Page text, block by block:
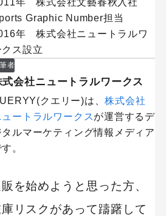
Graphic Number担当
年 株式会社ニュートラルワ
クス設立
者
式会社ニュートラルワークス
クエリー)は、株式会社
ュートラルワークスが運営するデ
タルマーケティング情報メディア
。
を始めようと思った方、
リスクがあって躊躇して